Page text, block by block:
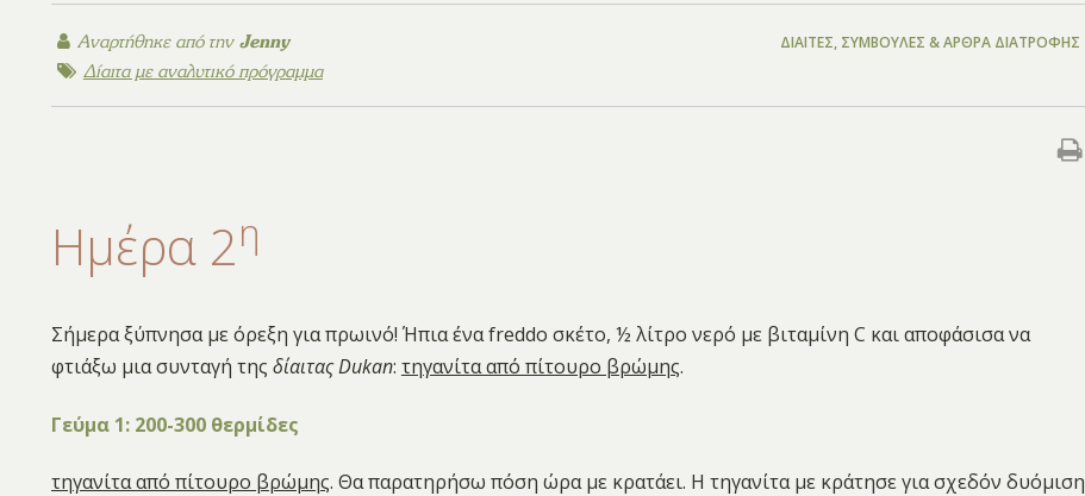
Αναρτήθηκε από τηνJenny ΔΊΑΙΤΕΣ, ΣΥΜΒΟΥΛΈΣ & ΆΡΘΡΑ ΔΙΑΤΡΟΦΉΣ
Δίαιτα με αναλυτικό πρόγραμμα
Ημέρα 2η
Σήμερα ξύπνησα με όρεξη για πρωινό! Ήπια ένα freddo σκέτο, ½ λίτρο νερό με βιταμίνη C και αποφάσισα να
φτιάξω μια συνταγή της δίαιτας Dukan: τηγανίτα από πίτουρο βρώμης.
Γεύμα 1: 200-300 θερμίδες
τηγανίτα από πίτουρο βρώμης. Θα παρατηρήσω πόση ώρα με κρατάει. Η τηγανίτα με κράτησε για σχεδόν δυόμιση